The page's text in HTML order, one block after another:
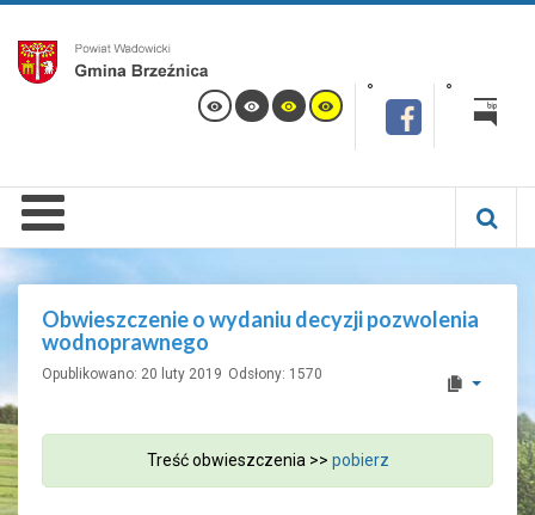
Obwieszczenie o wydaniu decyzji pozwolenia
wodnoprawnego
Opublikowano: 20 luty 2019 Odsłony: 1570
Treść obwieszczenia >> pobierz